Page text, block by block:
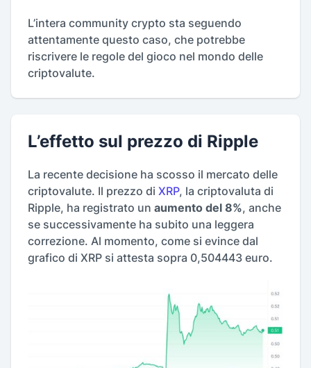
L’intera community crypto sta seguendo
attentamente questo caso, che potrebbe
riscrivere le regole del gioco nel mondo delle
criptovalute.
L’effetto sul prezzo di Ripple
La recente decisione ha scosso il mercato delle
criptovalute. Il prezzo di XRP, la criptovaluta di
Ripple, ha registrato un aumento del 8%, anche
se successivamente ha subito una leggera
correzione. Al momento, come si evince dal
grafico di XRP si attesta sopra 0,504443 euro.